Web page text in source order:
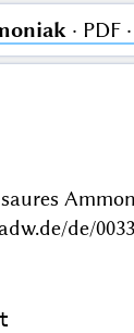
· PDF
de/